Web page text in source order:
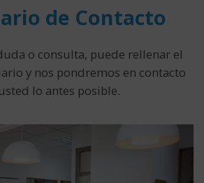
de Contacto
o consulta, puede rellenar el
y nos pondremos en contacto
lo antes posible.